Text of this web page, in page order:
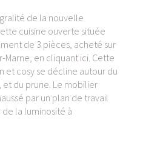
de la nouvelle
cuisine ouverte située
de 3 pièces, acheté sur
Marne, en cliquantici . Cette
et cosy se décline autour du
du prune. Le mobilier
par un plan de travail
la luminosité à